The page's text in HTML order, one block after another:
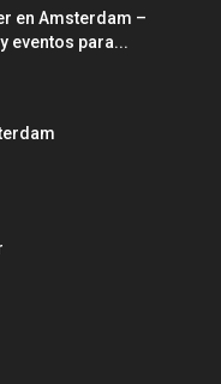
en Amsterdam –
eventos para...